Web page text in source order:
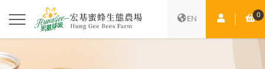
EN 會員中心0
購